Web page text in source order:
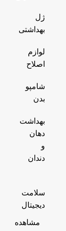
ژل
بهداشتی
لوازم
اصلاح
شامپو
بدن
بهداشت
دهان
و
دندان
سلامت
دیجیتال
مشاهده